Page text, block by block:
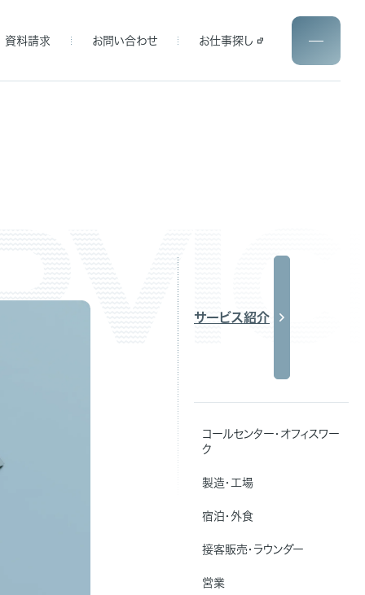
資料請求 お問い合わせ お仕事探し
サービス紹介
コールセンター・オフィスワー
ク
製造・工場
宿泊・外食
接客販売・ラウンダー
営業